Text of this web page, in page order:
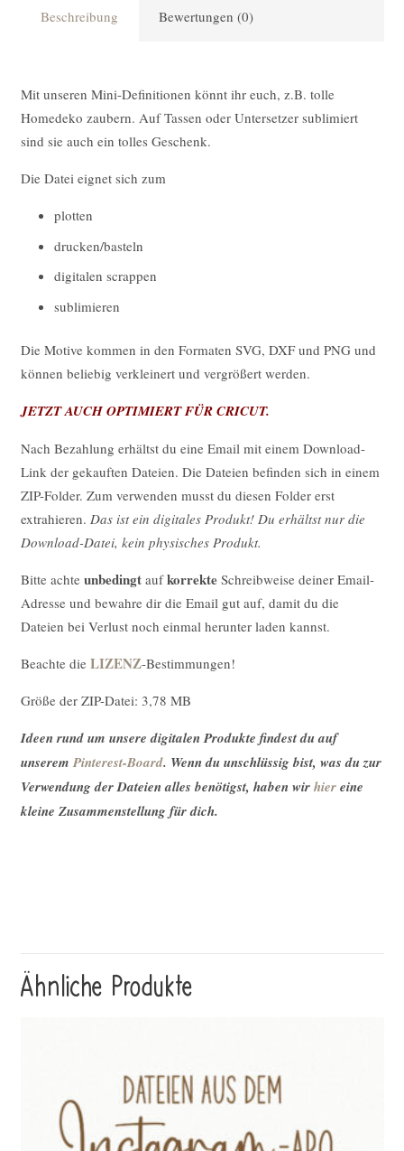
Beschreibung Bewertungen (0)
Mit unseren Mini-Definitionen könnt ihr euch, z.B. tolle
Homedeko zaubern. Auf Tassen oder Untersetzer sublimiert
sind sie auch ein tolles Geschenk.
Die Datei eignet sich zum
plotten
drucken/basteln
digitalen scrappen
sublimieren
Die Motive kommen in den Formaten SVG, DXF und PNG und
können beliebig verkleinert und vergrößert werden.
JETZT AUCH OPTIMIERT FÜR CRICUT.
Nach Bezahlung erhältst du eine Email mit einem Download-
Link der gekauften Dateien. Die Dateien befinden sich in einem
ZIP-Folder. Zum verwenden musst du diesen Folder erst
extrahieren. Das ist ein digitales Produkt! Du erhältst nur die
Download-Datei, kein physisches Produkt.
Bitte achte unbedingtaufkorrekteSchreibweise deiner Email-
Adresse und bewahre dir die Email gut auf, damit du die
Dateien bei Verlust noch einmal herunter laden kannst.
Beachte die LIZENZ-Bestimmungen!
Größe der ZIP-Datei: 3,78 MB
Ideen rund um unsere digitalen Produkte findest du auf
unserem Pinterest-Board. Wenn du unschlüssig bist, was du zur
Verwendung der Dateien alles benötigst, haben wirhiereine
kleine Zusammenstellung für dich.
Ähnliche Produkte